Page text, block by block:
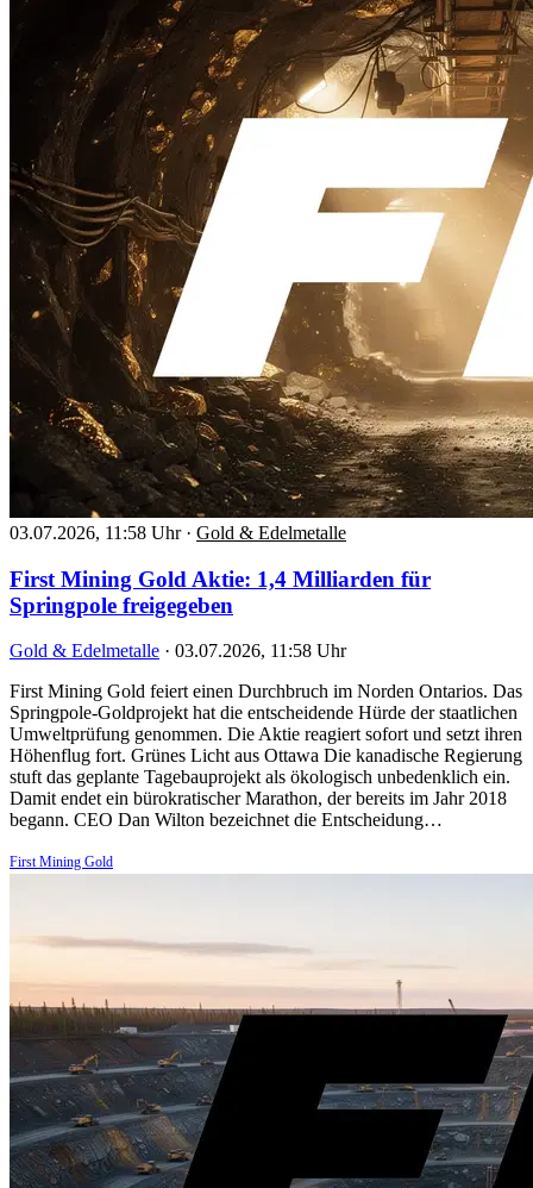
03.07.2026, 11:58 Uhr · Gold & Edelmetalle
First Mining Gold Aktie: 1,4 Milliarden für
Springpole freigegeben
Gold & Edelmetalle · 03.07.2026, 11:58 Uhr
First Mining Gold feiert einen Durchbruch im Norden Ontarios. Das
Springpole-Goldprojekt hat die entscheidende Hürde der staatlichen
Umweltprüfung genommen. Die Aktie reagiert sofort und setzt ihren
Höhenflug fort. Grünes Licht aus Ottawa Die kanadische Regierung
stuft das geplante Tagebauprojekt als ökologisch unbedenklich ein.
Damit endet ein bürokratischer Marathon, der bereits im Jahr 2018
begann. CEO Dan Wilton bezeichnet die Entscheidung…
First Mining Gold